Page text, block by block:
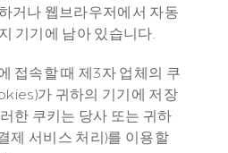
거나 웹브라우저에서 자동
기기에 남아 있습니다.
접속할 때 제3자 업체의 쿠
가 귀하의 기기에 저장
한 쿠키는 당사 또는 귀하
제 서비스 처리)를 이용할